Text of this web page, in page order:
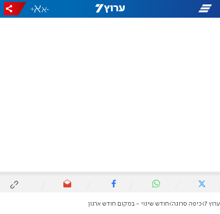
-
+
ערוץ 7 כיפה סרוגה חודש שינוי - במקום חודש ארגון